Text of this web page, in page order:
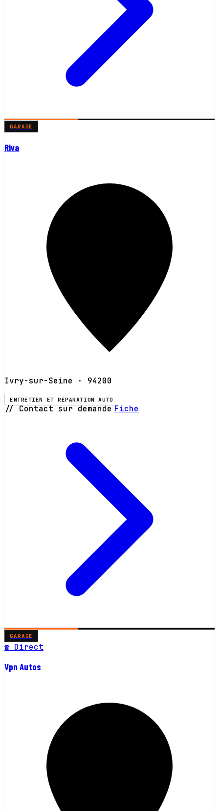
GARAGE
Riva
Ivry-sur-Seine · 94200
ENTRETIEN ET RÉPARATION AUTO
// Contact sur demande Fiche
GARAGE
☎ Direct
Vpn Autos